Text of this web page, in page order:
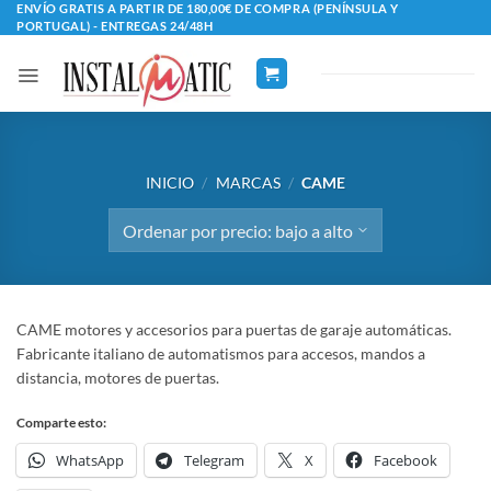
Saltar
al
contenido
ENVÍO GRATIS A PARTIR DE 180,00€ DE COMPRA (PENÍNSULA Y
PORTUGAL) - ENTREGAS 24/48H
INICIO / MARCAS / CAME
CAME motores y accesorios para puertas de garaje automáticas.
Fabricante italiano de automatismos para accesos, mandos a
distancia, motores de puertas.
Comparte esto:
WhatsApp Telegram X Facebook